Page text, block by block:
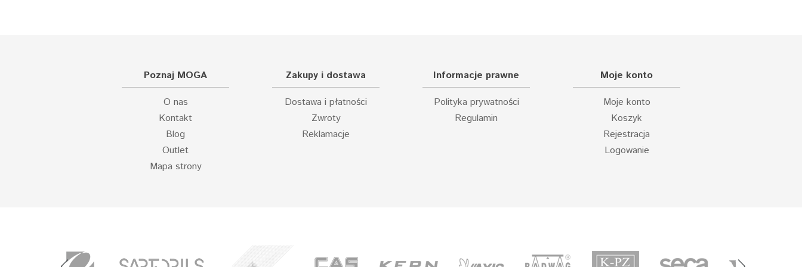
Poznaj MOGA
O nas
Kontakt
Blog
Outlet
Mapa strony
Zakupy i dostawa
Dostawa i płatności
Zwroty
Reklamacje
Informacje prawne
Polityka prywatności
Regulamin
Moje konto
Moje konto
Koszyk
Rejestracja
Logowanie